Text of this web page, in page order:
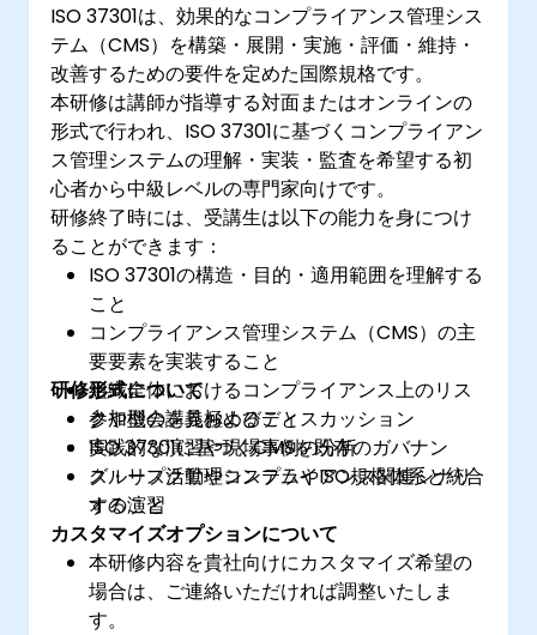
ISO 37301は、効果的なコンプライアンス管理シス
テム（CMS）を構築・展開・実施・評価・維持・
改善するための要件を定めた国際規格です。
本研修は講師が指導する対面またはオンラインの
形式で行われ、ISO 37301に基づくコンプライアン
ス管理システムの理解・実装・監査を希望する初
心者から中級レベルの専門家向けです。
研修終了時には、受講生は以下の能力を身につけ
ることができます：
ISO 37301の構造・目的・適用範囲を理解する
こと
コンプライアンス管理システム（CMS）の主
要要素を実装すること
組織全体におけるコンプライアンス上のリス
クや機会を見極めること
ISO 37301に基づくCMSを既存のガバナン
ス・リスク管理システムやISO規格体系と統合
すること
研修形式について
参加型の講義およびディスカッション
実践的な演習や現場事例の分析
グループ活動やコンプライアンス関連シナリ
オの演習
カスタマイズオプションについて
本研修内容を貴社向けにカスタマイズ希望の
場合は、ご連絡いただければ調整いたしま
す。